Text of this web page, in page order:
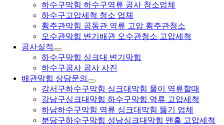
하수구막힘 하수구역류 공사 청소업체
하수구고압세척 청소 업체
횡주관막힘 공동관 역류 고압 횡주관청소
오수관막힘 변기배관 오수관청소 고압세척
공사실적
하수구막힘 싱크대 변기막힘
하수구공사 공사 사진
배관막힘 상담문의
강서구하수구막힘 싱크대막힘 물이 역류할때
강남구싱크대막힘 하수구막힘 역류 고압세척
하남하수구막힘 역류 싱크대막힘 뚫기 업체
분당구하수구막힘 성남싱크대막힘 맨홀 고압세척